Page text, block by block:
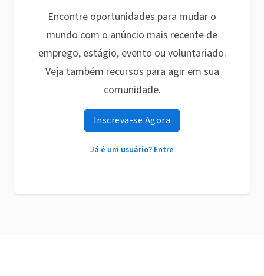
Encontre oportunidades para mudar o
mundo com o anúncio mais recente de
emprego, estágio, evento ou voluntariado.
Veja também recursos para agir em sua
comunidade.
Inscreva-se Agora
Já é um usuário? Entre